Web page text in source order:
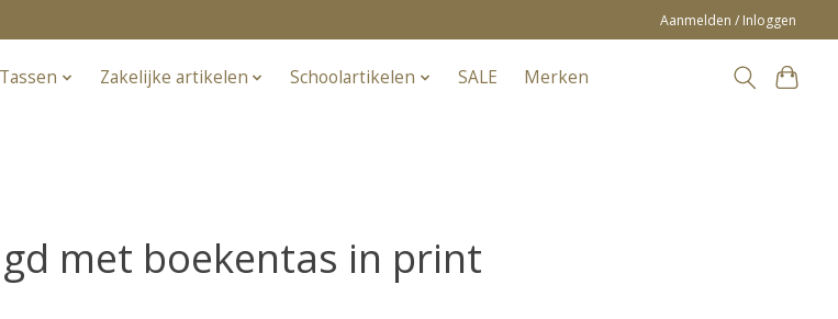
Aanmelden / Inloggen
Tassen Zakelijke artikelen Schoolartikelen SALE Merken
met boekentas in print